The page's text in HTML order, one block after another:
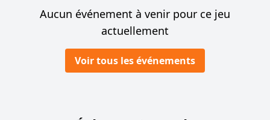
Aucun événement à venir pour ce jeu
actuellement
Voir tous les événements